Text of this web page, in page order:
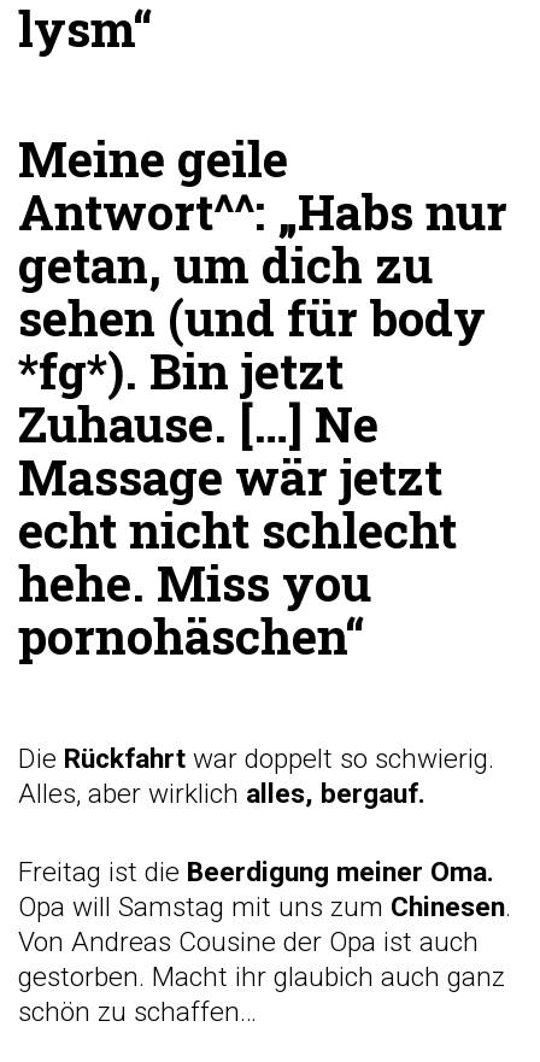
lysm“
Meine geile
Antwort^^: „Habs nur
getan, um dich zu
sehen (und für body
*fg*). Bin jetzt
Zuhause. […] Ne
Massage wär jetzt
echt nicht schlecht
hehe. Miss you
pornohäschen“
Die Rückfahrt war doppelt so schwierig.
Alles, aber wirklich alles, bergauf.
Freitag ist die Beerdigung meiner Oma.
Opa will Samstag mit uns zum Chinesen.
Von Andreas Cousine der Opa ist auch
gestorben. Macht ihr glaubich auch ganz
schön zu schaffen…